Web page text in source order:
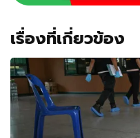
เรื่องที่เกี่ยวข้อง